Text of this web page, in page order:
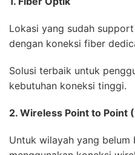
Lokasi yang sudah
dengan koneksi fiber
Solusi terbaik untuk
kebutuhan koneksi tinggi.
2. Wireless Point to Point
Untuk wilayah yang belum